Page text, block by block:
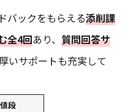
バックをもらえる添削課
全4回あり、 質問回答サ
いサポートも充実して
値段